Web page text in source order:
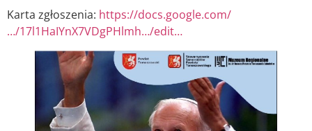
Karta zgłoszenia: https://docs.google.com/
…/17l1HaIYnX7VDgPHlmh…/edit…